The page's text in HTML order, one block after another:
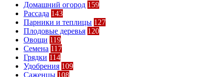
Домашний огород 159
Рассада 143
Парники и теплицы 127
Плодовые деревья 120
Овощи 119
Семена 117
Грядки 114
Удобрения 109
Саженцы 108